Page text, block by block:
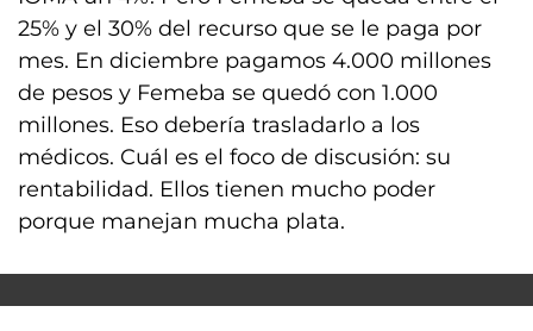
25% y el 30% del recurso que se le paga por
mes. En diciembre pagamos 4.000 millones
de pesos y Femeba se quedó con 1.000
millones. Eso debería trasladarlo a los
médicos. Cuál es el foco de discusión: su
rentabilidad. Ellos tienen mucho poder
porque manejan mucha plata.